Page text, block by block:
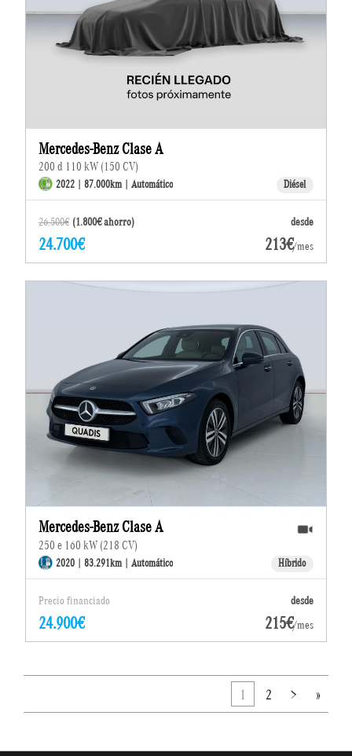
Mercedes-Benz Clase A
200 d 110 kW (150 CV)
2022 | 87.000km | Automático Diésel
26.500€ (1.800€ ahorro) desde
24.700€ 213€/mes
Mercedes-Benz Clase A
250 e 160 kW (218 CV)
2020 | 83.291km | Automático Híbrido
Precio financiado desde
24.900€ 215€/mes
1 2 > »